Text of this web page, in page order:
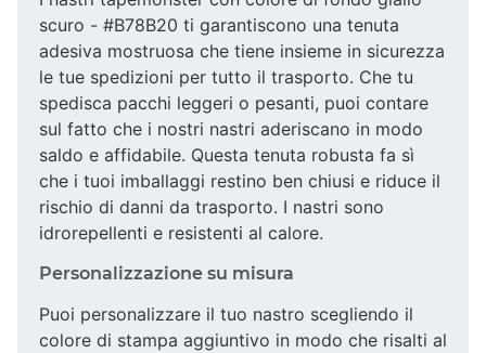
scuro - #B78B20 ti garantiscono una tenuta
adesiva mostruosa che tiene insieme in sicurezza
le tue spedizioni per tutto il trasporto. Che tu
spedisca pacchi leggeri o pesanti, puoi contare
sul fatto che i nostri nastri aderiscano in modo
saldo e affidabile. Questa tenuta robusta fa sì
che i tuoi imballaggi restino ben chiusi e riduce il
rischio di danni da trasporto. I nastri sono
idrorepellenti e resistenti al calore.
Personalizzazione su misura
Puoi personalizzare il tuo nastro scegliendo il
colore di stampa aggiuntivo in modo che risalti al